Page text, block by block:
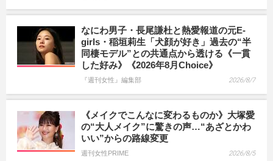
なにわ男子・長尾謙杜と熱愛報道の元E-
girls・稲垣莉生「犬顔が好き」過去の“半
同棲モデル”との共通点から透ける《一貫
した好み》《2026年8月Choice》
『週刊女性』編集部 2026/8/7
《メイクでこんなに変わるものか》大塚愛
の“大人メイク”に驚きの声…“あざとかわ
いい”からの路線変更
週刊女性PRIME 2026/8/5